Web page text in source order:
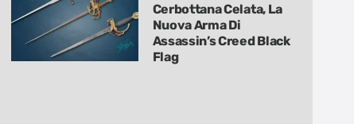
Cerbottana Celata, La
Nuova Arma Di
Assassin’s Creed Black
Flag